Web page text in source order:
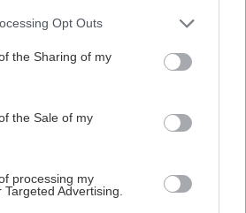
Opt Outs
the Sharing of my
the Sale of my
processing my
Advertising.
18:00
Κυκλοφόρησε το
σειράς του Mega
17:50
εν μέσω καύσωνα στα
Εκατό νεκροί μετανάστες –